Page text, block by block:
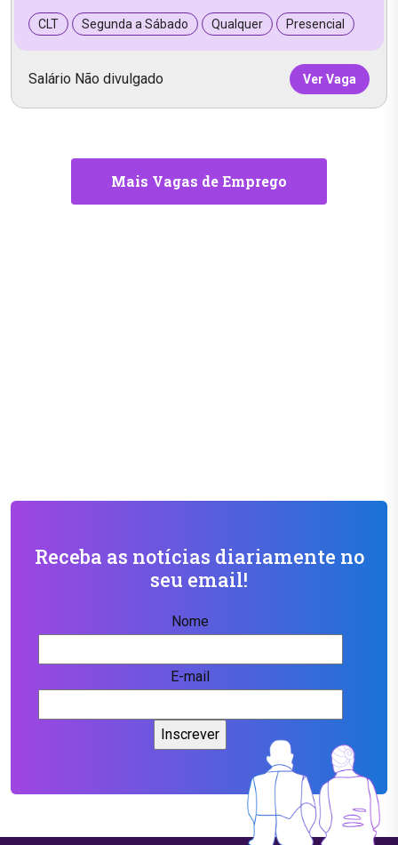
CLT Segunda a Sábado Qualquer Presencial
Salário Não divulgado Ver Vaga
Mais Vagas de Emprego
Receba as notícias diariamente no
seu email!
Nome
E-mail